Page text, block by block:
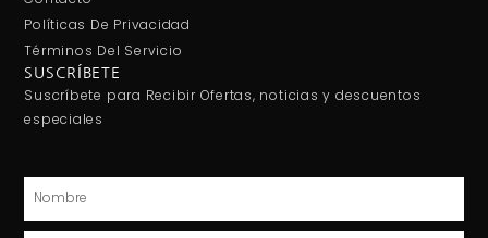
Políticas De Privacidad
Términos Del Servicio
SUSCRÍBETE
Suscríbete para Recibir Ofertas, noticias y descuentos
especiales
Nombre